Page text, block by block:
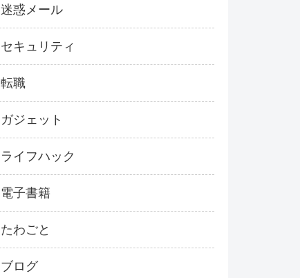
迷惑メール
セキュリティ
転職
ガジェット
ライフハック
電子書籍
たわごと
ブログ